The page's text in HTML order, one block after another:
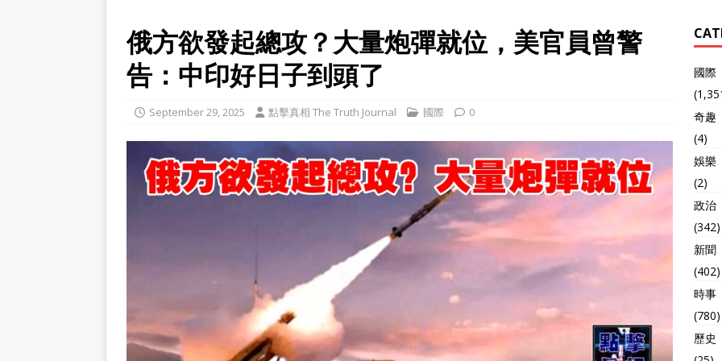
俄方欲發起總攻？大量炮彈就位，美官員曾警
告：中印好日子到頭了
September 29, 2025 點擊真相 The Truth Journal 國際 0
國際
奇趣
(4)
娛樂
(2)
政治
(342)
新聞
(402)
時事
(780)
歷史